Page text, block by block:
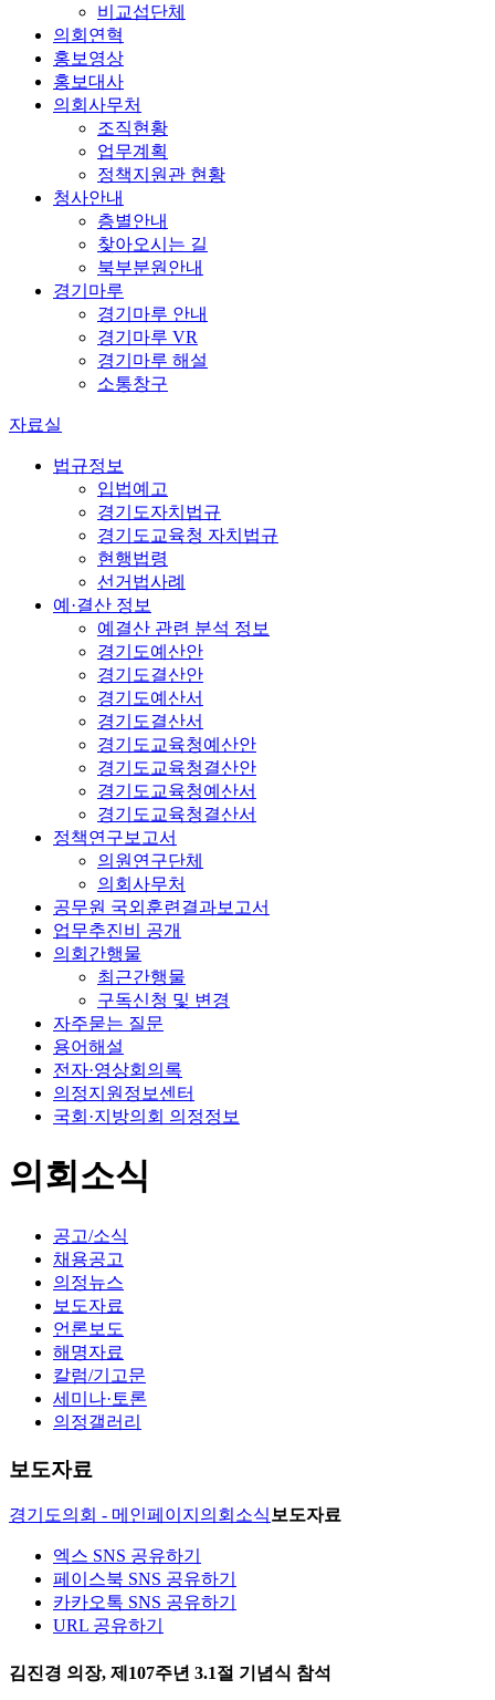
비교섭단체
의회연혁
홍보영상
홍보대사
의회사무처
조직현황
업무계획
정책지원관 현황
청사안내
층별안내
찾아오시는 길
북부분원안내
경기마루
경기마루 안내
경기마루 VR
경기마루 해설
소통창구
자료실
법규정보
입법예고
경기도자치법규
경기도교육청 자치법규
현행법령
선거법사례
예·결산 정보
예결산 관련 분석 정보
경기도예산안
경기도결산안
경기도예산서
경기도결산서
경기도교육청예산안
경기도교육청결산안
경기도교육청예산서
경기도교육청결산서
정책연구보고서
의원연구단체
의회사무처
공무원 국외훈련결과보고서
업무추진비 공개
의회간행물
최근간행물
구독신청 및 변경
자주묻는 질문
용어해설
전자·영상회의록
의정지원정보센터
국회·지방의회 의정정보
의회소식
공고/소식
채용공고
의정뉴스
보도자료
언론보도
해명자료
칼럼/기고문
세미나·토론
의정갤러리
보도자료
경기도의회 - 메인페이지 의회소식보도자료
엑스 SNS 공유하기
페이스북 SNS 공유하기
카카오톡 SNS 공유하기
URL 공유하기
김진경 의장, 제107주년 3.1절 기념식 참석